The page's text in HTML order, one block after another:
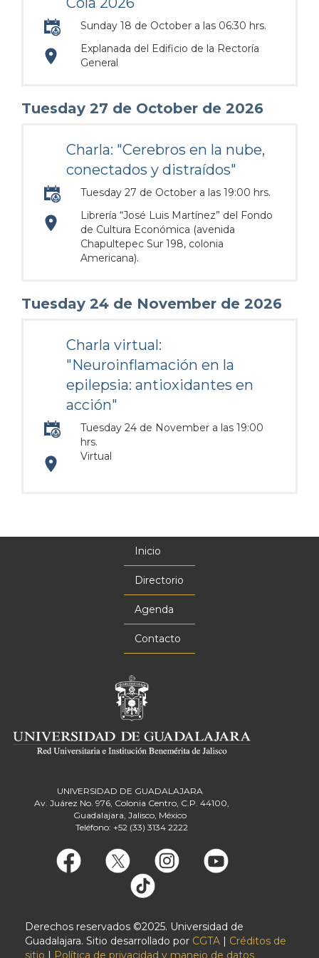
Sunday 18 de October a las 06:30 hrs.
https://maps.apple.com/?
Explanada del Edificio de la Rectoría
General
Tuesday 27 de October de 2026
Charla: "Cerebros en la nube,
conectados y distraídos"
Tuesday 27 de October a las 19:00 hrs.
https://maps.apple.com/?
Librería “José Luis Martínez” del Fondo
de Cultura Económica (avenida
Chapultepec Sur 198, colonia
Americana).
Tuesday 24 de November de 2026
Charla virtual:
"Neuroinflamación en la
epilepsia: antioxidantes en
acción"
Tuesday 24 de November a las 19:00
hrs.
Virtual
Inicio
Directorio
Agenda
Contacto
UNIVERSIDAD DE GUADALAJARA
Av. Juárez No. 976, Colonia Centro, C.P. 44100,
Guadalajara, Jalisco, México
Teléfono: +52 (33) 3134 2222
Derechos reservados ©2025. Universidad de
Guadalajara. Sitio desarrollado por CGTA | Créditos de
sitio | Política de privacidad y manejo de datos